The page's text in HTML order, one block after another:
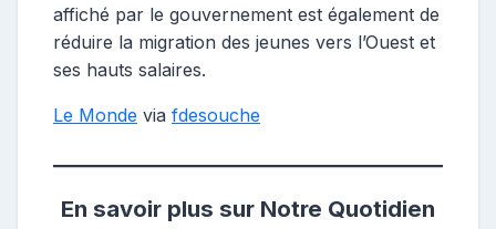
affiché par le gouvernement est également de
réduire la migration des jeunes vers l’Ouest et
ses hauts salaires.
Le Monde via fdesouche
En savoir plus sur Notre Quotidien